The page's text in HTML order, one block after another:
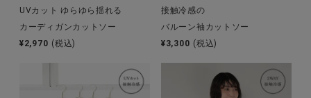
UVカット ゆらゆら揺れる
カーディガンカットソー
¥2,970 (税込)
接触冷感の
バルーン袖カットソー
¥3,300 (税込)